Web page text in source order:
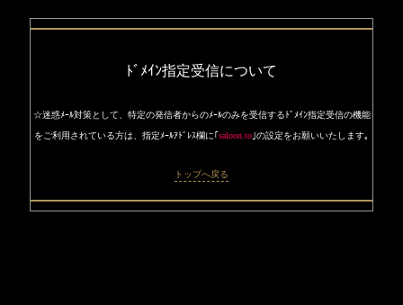
ﾄﾞﾒｲﾝ指定受信について
☆迷惑ﾒｰﾙ対策として、特定の発信者からのﾒｰﾙのみを受信するﾄﾞﾒｲﾝ指定受信の機能
をご利用されている方は、指定ﾒｰﾙｱﾄﾞﾚｽ欄に｢saloon.to｣の設定をお願いいたします｡
トップへ戻る